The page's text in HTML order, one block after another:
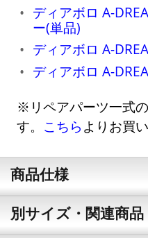
ディアボロ A-
ー(単品)
ディアボロ A-
ディアボロ A-
※リペアパーツ一式
す。 こちら よりお買
商品仕様
別サイズ・関連商品